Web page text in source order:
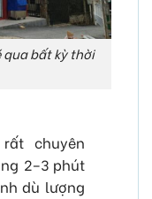
bất kỳ thời
chuyên
2–3 phút
dù lượng